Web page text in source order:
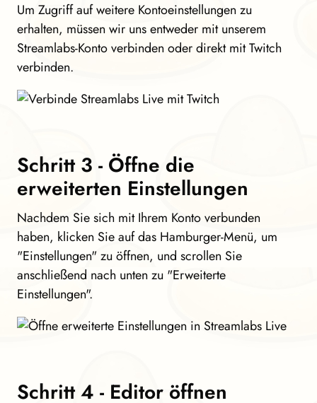
Um Zugriff auf weitere Kontoeinstellungen zu
erhalten, müssen wir uns entweder mit unserem
Streamlabs-Konto verbinden oder direkt mit Twitch
verbinden.
Schritt 3 - Öffne die
erweiterten Einstellungen
Nachdem Sie sich mit Ihrem Konto verbunden
haben, klicken Sie auf das Hamburger-Menü, um
"Einstellungen" zu öffnen, und scrollen Sie
anschließend nach unten zu "Erweiterte
Einstellungen".
Schritt 4 - Editor öffnen